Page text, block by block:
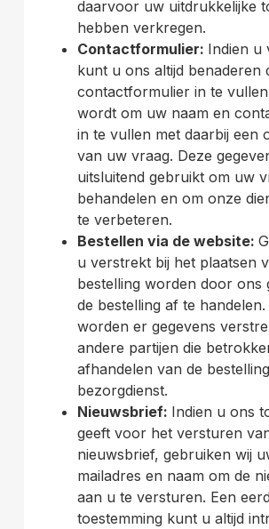
daarvoor uw uitdrukkelijke
hebben verkregen.
Contactformulier: Indien u
kunt u ons altijd benaderen
contactformulier in te
wordt om uw naam en
in te vullen met daarbij een
van uw vraag. Deze
uitsluitend gebruikt om uw
behandelen en om onze
te verbeteren.
Bestellen via de website:
u verstrekt bij het plaatsen
bestelling worden door ons
de bestelling af te
worden er gegevens
andere partijen die
afhandelen van de
bezorgdienst.
Nieuwsbrief: Indien u ons
geeft voor het versturen
nieuwsbrief, gebruiken wij
mailadres en naam om de
aan u te versturen. Een
toestemming kunt u altijd